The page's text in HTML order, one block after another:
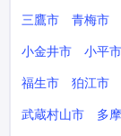
三鷹市 青梅市
小金井市 小平市
福生市 狛江市
武蔵村山市 多